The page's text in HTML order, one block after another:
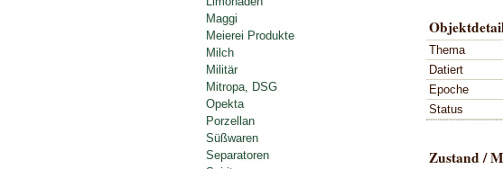
Thema
Datiert
Epoche
Status
Zustand /
Maggi
Meierei Produkte
Milch
Militär
Mitropa, DSG
Opekta
Porzellan
Süßwaren
Separatoren